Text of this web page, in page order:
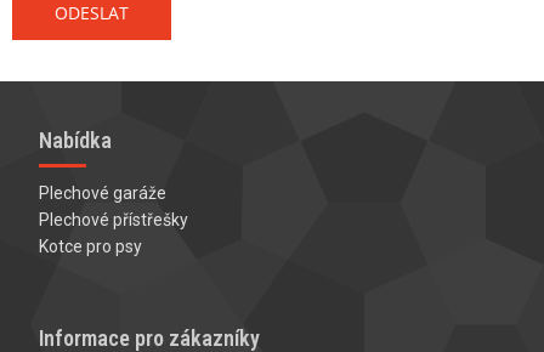
ODESLAT
Nabídka
Plechové garáže
Plechové přístřešky
Kotce pro psy
Informace pro zákazníky